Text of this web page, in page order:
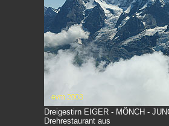
Dreigestirn EIGER - MÖNCH -
Drehrestaurant aus